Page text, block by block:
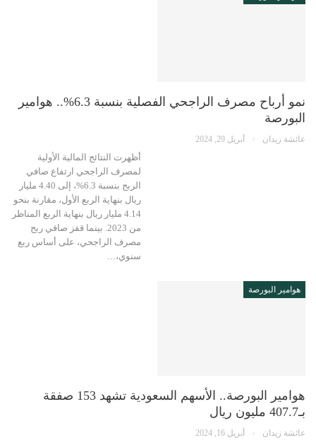
نمو أرباح مصرف الراجحي الفصلية بنسبة 6.3%.. هوامير
البورصة
عائشة زيدان أبريل 29, 2024
أظهرت النتائج المالية الأولية
لمصرف الراجحي ارتفاع صافي
الربح بنسبة 6.3%، إلى 4.40 مليار
ريال بنهاية الربع الأول، مقارنة بنحو
4.14 مليار ريال بنهاية الربع المناظر
من 2023. بينما قفز صافي ربح
مصرف الراجحي، على أساس ربع
سنوي،…
هوامير البورصة
هوامير البورصة.. الأسهم السعودية تشهد 153 صفقة
بـ407.7 مليون ريال
عائشة زيدان أبريل 16, 2024